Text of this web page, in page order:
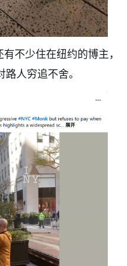
不少住在纽约的博主，
人穷追不舍。